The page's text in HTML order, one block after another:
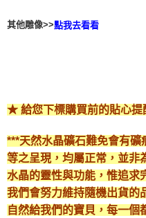
其他雕像>>點我去看看
★ 給您下標購買前的貼心
***天然水晶礦石難免會有
等之呈現，均屬正常，並非
水晶的靈性與功能，惟追求
我們會努力維持隨機出貨的
自然給我們的寶貝，每一個